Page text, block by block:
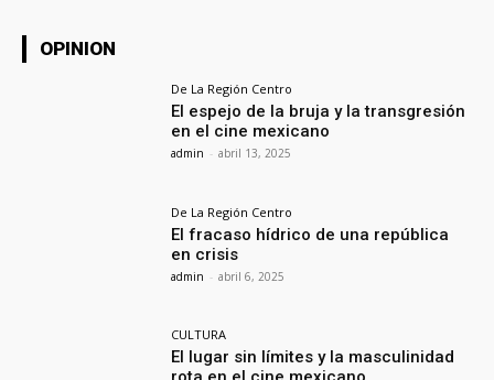
OPINION
De La Región Centro
El espejo de la bruja y la transgresión
en el cine mexicano
admin - abril 13, 2025
De La Región Centro
El fracaso hídrico de una república
en crisis
admin - abril 6, 2025
CULTURA
El lugar sin límites y la masculinidad